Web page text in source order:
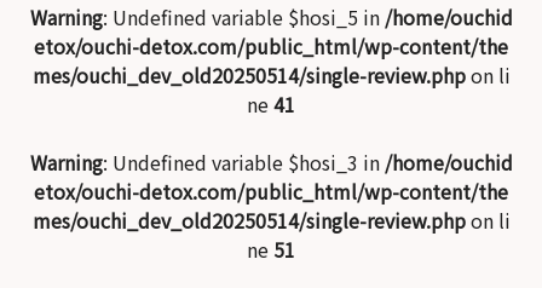
Warning: Undefined variable $hosi_5 in /home/ouchid
etox/ouchi-detox.com/public_html/wp-content/the
mes/ouchi_dev_old20250514/single-review.phpon li
ne41
Warning: Undefined variable $hosi_3 in /home/ouchid
etox/ouchi-detox.com/public_html/wp-content/the
mes/ouchi_dev_old20250514/single-review.phpon li
ne 51